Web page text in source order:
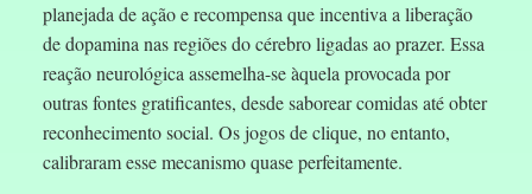
planejada de ação e recompensa que incentiva a liberação
de dopamina nas regiões do cérebro ligadas ao prazer. Essa
reação neurológica assemelha-se àquela provocada por
outras fontes gratificantes, desde saborear comidas até obter
reconhecimento social. Os jogos de clique, no entanto,
calibraram esse mecanismo quase perfeitamente.